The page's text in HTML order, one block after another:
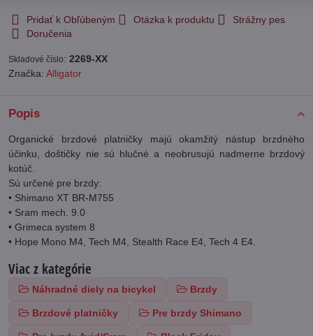
Pridať k Obľúbeným Otázka k produktu
Strážny pes
Doručenia
Skladové číslo: 2269-XX
Značka: Alligator
Popis
Organické brzdové platničky majú okamžitý nástup brzdného
účinku, doštičky nie sú hlučné a neobrusujú nadmerne brzdový
kotúč.
Sú určené pre brzdy:
• Shimano XT BR-M755
• Sram mech. 9.0
• Grimeca system 8
• Hope Mono M4, Tech M4, Stealth Race E4, Tech 4 E4.
Viac z kategórie
Náhradné diely na bicykel Brzdy
Brzdové platničky Pre brzdy Shimano